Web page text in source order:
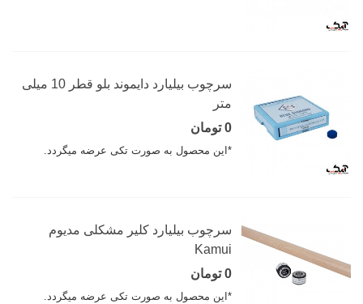
سرچوب بیلیارد دایموند بلو قطر 10 میلی
متر
0 تومان
*این محصول به صورت تکی عرضه میگردد.
سرچوب بیلیارد کلیر مشکلی مدیوم
Kamui
0 تومان
*این محصول به صورت تکی عرضه میگردد.